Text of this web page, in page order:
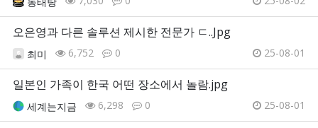
오은영과 다른 솔루션 제시한 전문가 ㄷ..Jpg
최미 6,752 0 25-08-01
일본인 가족이 한국 어떤 장소에서 놀람.jpg
세계는지금 6,298 0 25-08-01